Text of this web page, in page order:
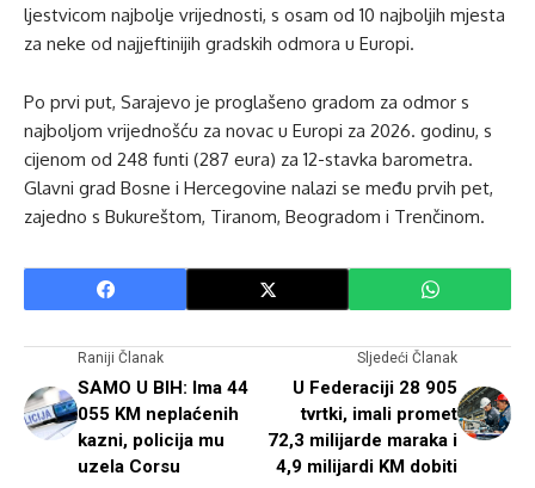
ljestvicom najbolje vrijednosti, s osam od 10 najboljih mjesta
za neke od najjeftinijih gradskih odmora u Europi.
Po prvi put, Sarajevo je proglašeno gradom za odmor s
najboljom vrijednošću za novac u Europi za 2026. godinu, s
cijenom od 248 funti (287 eura) za 12-stavka barometra.
Glavni grad Bosne i Hercegovine nalazi se među prvih pet,
zajedno s Bukureštom, Tiranom, Beogradom i Trenčinom.
Raniji Članak
SAMO U BIH: Ima 44
055 KM neplaćenih
kazni, policija mu
uzela Corsu
Sljedeći Članak
U Federaciji 28 905
tvrtki, imali promet
72,3 milijarde maraka i
4,9 milijardi KM dobiti